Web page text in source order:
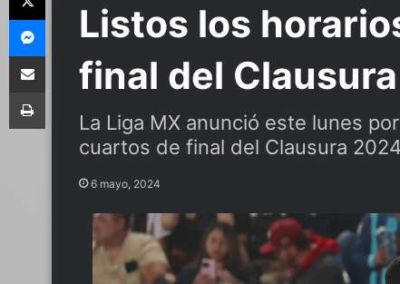
Listos los
final del
La Liga MX anunció este lunes
cuartos de final del Clausura 2024
6 mayo, 2024
Messenger
Compartir por email
Imprimir